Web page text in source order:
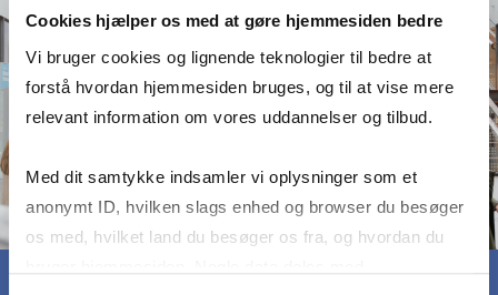
Cookies hjælper os med at gøre hjemmesiden bedre
Vi bruger cookies og lignende teknologier til bedre at
forstå hvordan hjemmesiden bruges, og til at vise mere
relevant information om vores uddannelser og tilbud.
Med dit samtykke indsamler vi oplysninger som et
anonymt ID, hvilken slags enhed og browser du besøger
os med, hvilket land du besøger os fra, og hvordan du